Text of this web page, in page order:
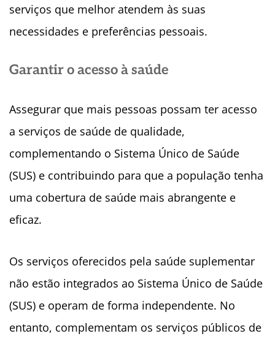
serviços que melhor atendem às suas
necessidades e preferências pessoais.
Garantir o acesso à saúde
Assegurar que mais pessoas possam ter acesso
a serviços de saúde de qualidade,
complementando o Sistema Único de Saúde
(SUS) e contribuindo para que a população tenha
uma cobertura de saúde mais abrangente e
eficaz.
Os serviços oferecidos pela saúde suplementar
não estão integrados ao Sistema Único de Saúde
(SUS) e operam de forma independente. No
entanto, complementam os serviços públicos de